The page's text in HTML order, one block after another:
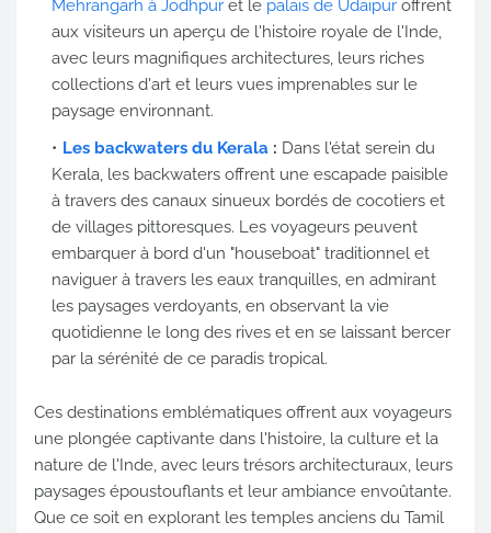
Mehrangarh à Jodhpur et le palais de Udaipur offrent
aux visiteurs un aperçu de l'histoire royale de l'Inde,
avec leurs magnifiques architectures, leurs riches
collections d'art et leurs vues imprenables sur le
paysage environnant.
Les backwaters du Kerala : Dans l'état serein du
Kerala, les backwaters offrent une escapade paisible
à travers des canaux sinueux bordés de cocotiers et
de villages pittoresques. Les voyageurs peuvent
embarquer à bord d'un "houseboat" traditionnel et
naviguer à travers les eaux tranquilles, en admirant
les paysages verdoyants, en observant la vie
quotidienne le long des rives et en se laissant bercer
par la sérénité de ce paradis tropical.
Ces destinations emblématiques offrent aux voyageurs
une plongée captivante dans l'histoire, la culture et la
nature de l'Inde, avec leurs trésors architecturaux, leurs
paysages époustouflants et leur ambiance envoûtante.
Que ce soit en explorant les temples anciens du Tamil